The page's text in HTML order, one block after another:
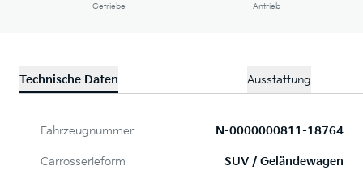
Getriebe Antrieb
Technische Daten Ausstattung
Fahrzeugnummer N-0000000811-18764
Carrosserieform SUV / Geländewagen